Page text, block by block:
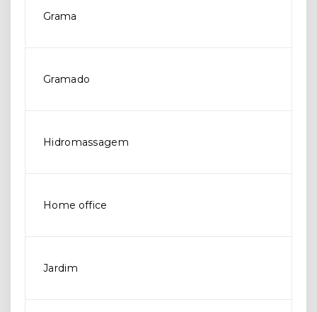
Grama
Gramado
Hidromassagem
Home office
Jardim